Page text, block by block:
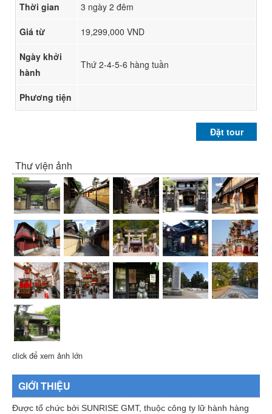
Thời gian 3 ngày 2 đêm
Giá từ 19,299,000 VND
Ngày khởi
hành
Thứ 2-4-5-6 hàng tuần
Phương tiện
Đặt tour
Thư viện ảnh
click để xem ảnh lớn
GIỚI THIỆU
Được tổ chức bởi SUNRISE GMT, thuộc công ty lữ hành hàng